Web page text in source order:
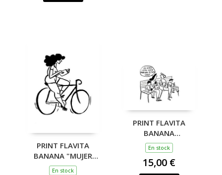
PRINT FLAVITA
BANANA "MUJER
FELIZ LEYENDO"
En stock
PRINT FLAVITA
BANANA
"EDUCACIÓN
LITERARIA"
En stock
15,00 €